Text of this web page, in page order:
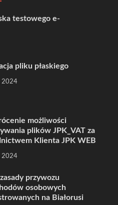
testowego e-
pliku płaskiego
2024
możliwości
plików JPK_VAT za
Klienta JPK WEB
2024
przywozu
osobowych
na Białorusi